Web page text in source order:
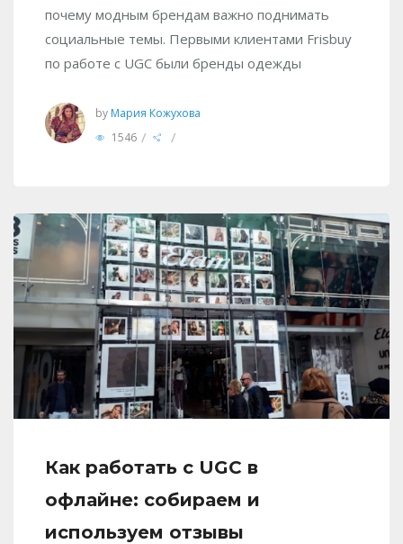
почему модным брендам важно поднимать
социальные темы. Первыми клиентами Frisbuy
по работе с UGC были бренды одежды
by Мария Кожухова
1546 / /
Как работать с UGC в
офлайне: собираем и
используем отзывы